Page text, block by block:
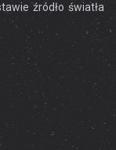
źródło światła